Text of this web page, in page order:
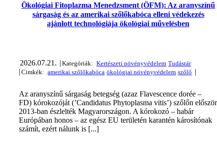
Ökológiai Fitoplazma Menedzsment (ÖFM): Az aranyszínű
sárgaság és az amerikai szőlőkabóca elleni védekezés
ajánlott technológiája ökológiai művelésben
2026.07.21. |
|
|
Az aranyszínű sárgaság betegség (azaz Flavescence dorée –
FD) kórokozóját (’Candidatus Phytoplasma vitis’) szőlőn először
2013-ban észlelték Magyarországon. A kórokozó – habár
Európában honos – az egész EU területén karantén károsítónak
számít, ezért nálunk is [...]